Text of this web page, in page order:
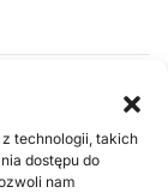
technologii, takich
dostępu do
nam